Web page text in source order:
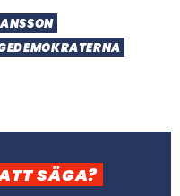
SÄGA?